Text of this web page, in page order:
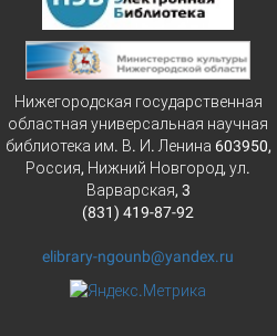
Нижегородская государственная
областная универсальная научная
библиотека им. В. И. Ленина 603950,
Россия, Нижний Новгород, ул.
Варварская, 3
(831) 419-87-92
elibrary-ngounb@yandex.ru